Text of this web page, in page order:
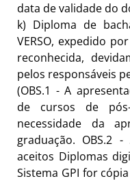
data de validade do
k) Diploma de
VERSO, expedido
reconhecida,
pelos responsáveis
(OBS.1 - A
de cursos de pós-
necessidade da
graduação. OBS.2 -
aceitos Diplomas
Sistema GPI for